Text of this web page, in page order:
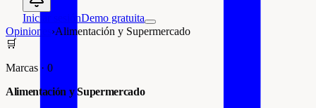
Iniciar sesiónDemo gratuita
Opiniones ›Alimentación y Supermercado
🛒
Marcas · 0
Alimentación y Supermercado